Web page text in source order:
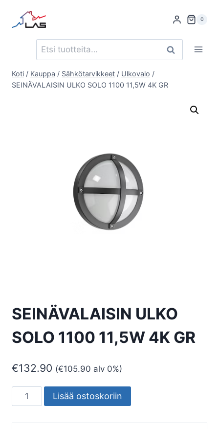
sisältöön
0
Etsi: Haku
Koti / Kauppa / Sähkötarvikkeet / Ulkovalo /
SEINÄVALAISIN ULKO SOLO 1100 11,5W 4K GR
SEINÄVALAISIN ULKO
SOLO 1100 11,5W 4K GR
€132.90 (€105.90 alv 0%)
SEINÄVALAISIN
ULKO
Lisää ostoskoriin